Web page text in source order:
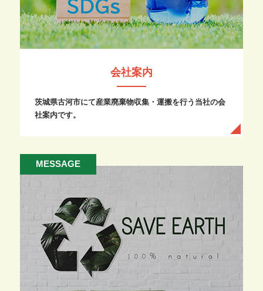
会社案内
茨城県古河市にて産業廃棄物収集・運搬を行う当社の会
社案内です。
MESSAGE